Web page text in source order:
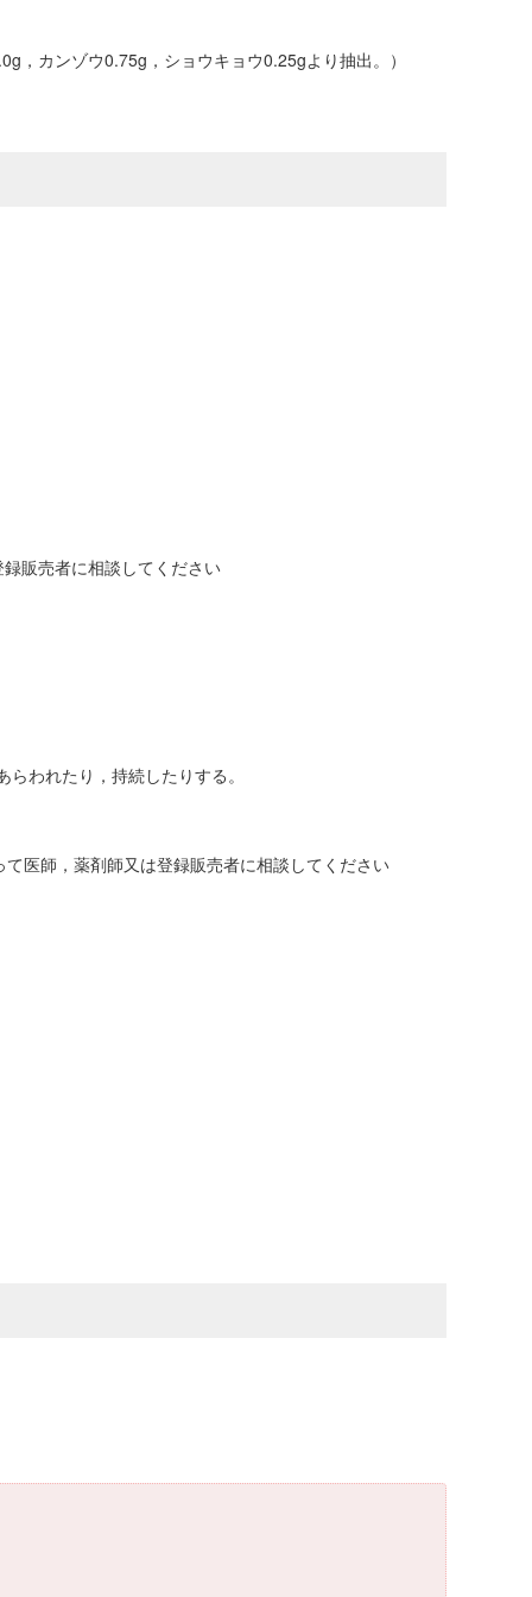
，カンゾウ0.75g，ショウキョウ0.25gより抽出。）
販売者に相談してください
われたり，持続したりする。
医師，薬剤師又は登録販売者に相談してください